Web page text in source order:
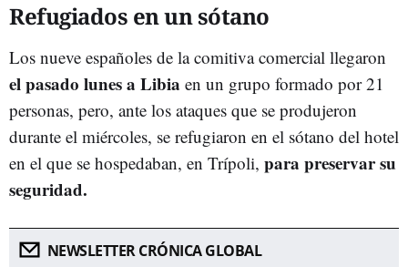
Refugiados en un sótano
Los nueve españoles de la comitiva comercial llegaron
el pasado lunes a Libia en un grupo formado por 21
personas, pero, ante los ataques que se produjeron
durante el miércoles, se refugiaron en el sótano del hotel
en el que se hospedaban, en Trípoli, para preservar su
seguridad.
NEWSLETTER CRÓNICA GLOBAL